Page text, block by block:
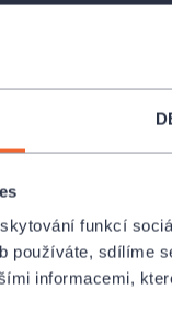
funkcí
používáte, sdílíme
informacemi,